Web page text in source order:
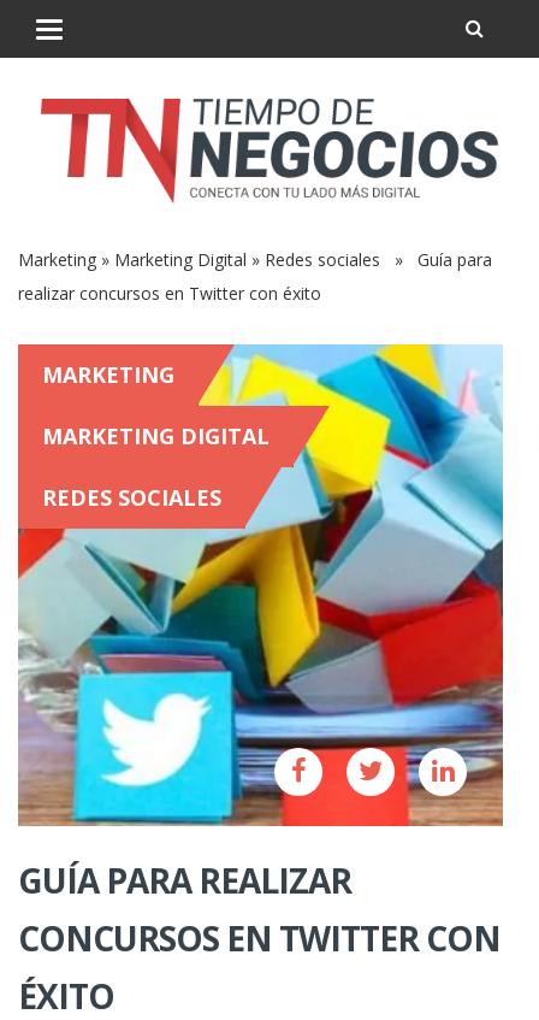
Marketing » Marketing Digital » Redes sociales » Guía para
realizar concursos en Twitter con éxito
MARKETING
MARKETING DIGITAL
REDES SOCIALES
GUÍA PARA REALIZAR
CONCURSOS EN TWITTER CON
ÉXITO